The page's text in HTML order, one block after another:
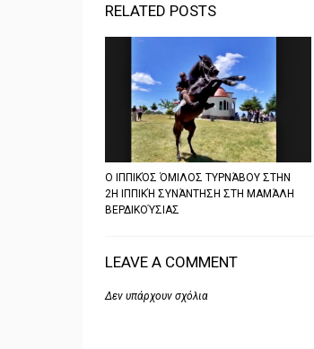
RELATED POSTS
Ο ΙΠΠΙΚΌΣ ΌΜΙΛΟΣ ΤΥΡΝΆΒΟΥ ΣΤΗΝ
2Η ΙΠΠΙΚΉ ΣΥΝΆΝΤΗΣΗ ΣΤΗ ΜΑΜΆΛΗ
ΒΕΡΔΙΚΟΎΣΙΑΣ
LEAVE A COMMENT
Δεν υπάρχουν σχόλια